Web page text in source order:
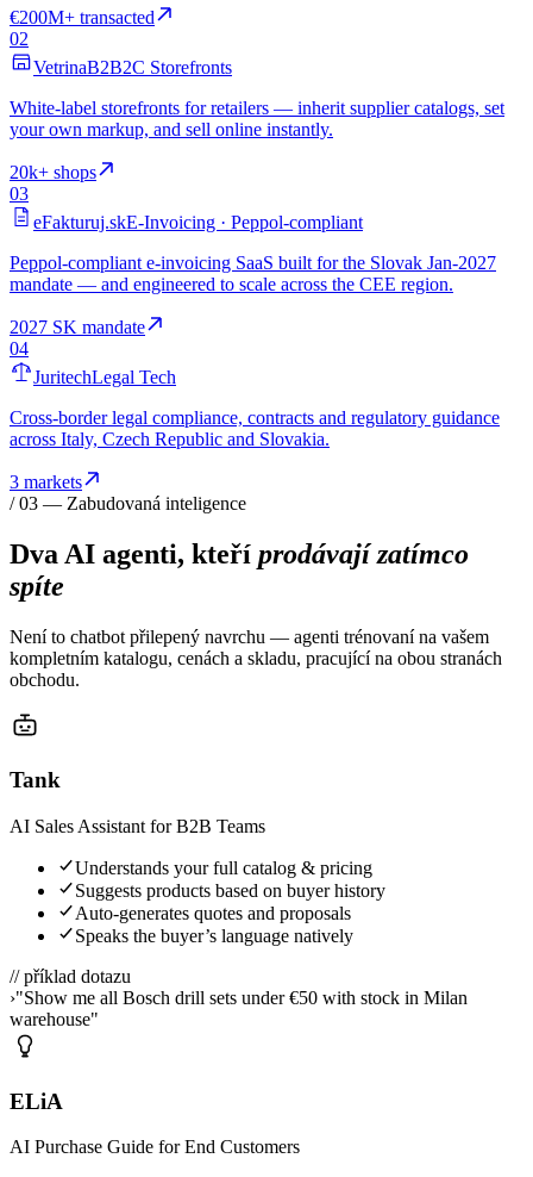
€200M+ transacted
02
VetrinaB2B2C Storefronts
White-label storefronts for retailers — inherit supplier catalogs, set
your own markup, and sell online instantly.
20k+ shops
03
eFakturuj.skE-Invoicing · Peppol-compliant
Peppol-compliant e-invoicing SaaS built for the Slovak Jan-2027
mandate — and engineered to scale across the CEE region.
2027 SK mandate
04
JuritechLegal Tech
Cross-border legal compliance, contracts and regulatory guidance
across Italy, Czech Republic and Slovakia.
3 markets
/ 03 — Zabudovaná inteligence
Dva AI agenti, kteří prodávají zatímco
spíte
Není to chatbot přilepený navrchu — agenti trénovaní na vašem
kompletním katalogu, cenách a skladu, pracující na obou stranách
obchodu.
Tank
AI Sales Assistant for B2B Teams
Understands your full catalog & pricing
Suggests products based on buyer history
Auto-generates quotes and proposals
Speaks the buyer’s language natively
// příklad dotazu
›"Show me all Bosch drill sets under €50 with stock in Milan
warehouse"
ELiA
AI Purchase Guide for End Customers